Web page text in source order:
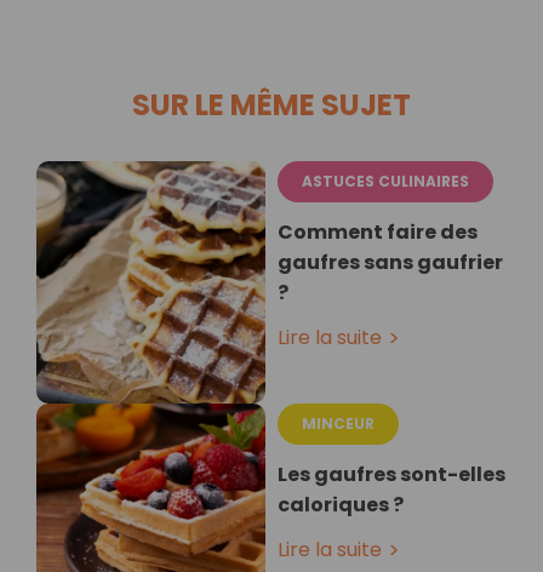
SUR LE MÊME SUJET
ASTUCES CULINAIRES
Comment faire des
gaufres sans gaufrier
?
Lire la suite
MINCEUR
Les gaufres sont-elles
caloriques ?
Lire la suite